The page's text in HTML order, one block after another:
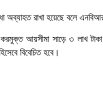
অব্যাহত রাখা হয়েছে বলে
আয়সীমা সাড়ে ৩ লাখ
বিবেচিত হবে।